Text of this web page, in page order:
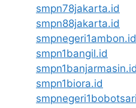
smpn78jakarta.id
smpn88jakarta.id
smpnegeri1ambon.id
smpn1bangil.id
smpn1banjarmasin.id
smpn1biora.id